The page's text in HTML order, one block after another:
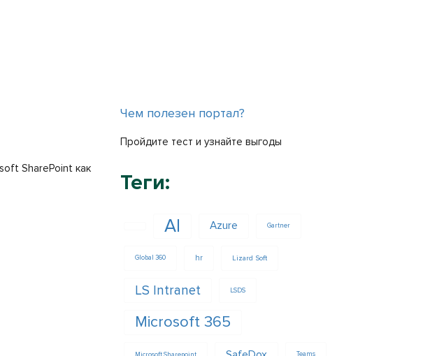
SharePoint как
Чем полезен портал?
Пройдите тест и узнайте выгоды
Теги:
AI Azure Gartner
Global 360 hr Lizard Soft
LS Intranet LSDS
Microsoft 365
Teams